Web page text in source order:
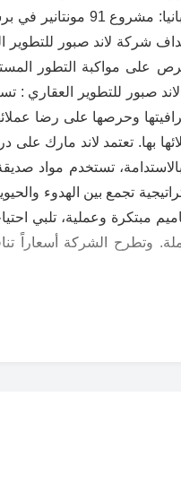
اليونان :مشروع
على مواكبة التطور
للتطوير العقاري :
وحرصها على رضا
بها. تعتمد لاند مارك
بالاستدامة، تستخدم مواد
تجمع بين الهدوء
مبتكرة وعملية، تلبي
وتطرح الشركة أسعاراً